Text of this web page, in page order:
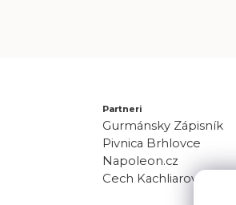
Partneri
Gurmánsky Zápisník
Pivnica Brhlovce
Napoleon.cz
Cech Kachliarov